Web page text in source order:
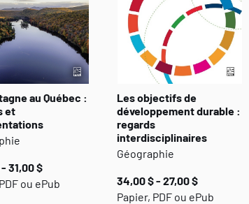
au Québec :
et
31,00 $
ou ePub
Les objectifs de
développement durable :
regards
interdisciplinaires
Géographie
34,00 $ - 27,00 $
Papier, PDF ou ePub